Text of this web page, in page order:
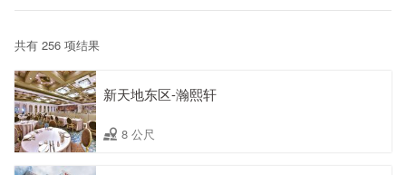
共有 256 项结果
新天地东区-瀚熙轩
8 公尺